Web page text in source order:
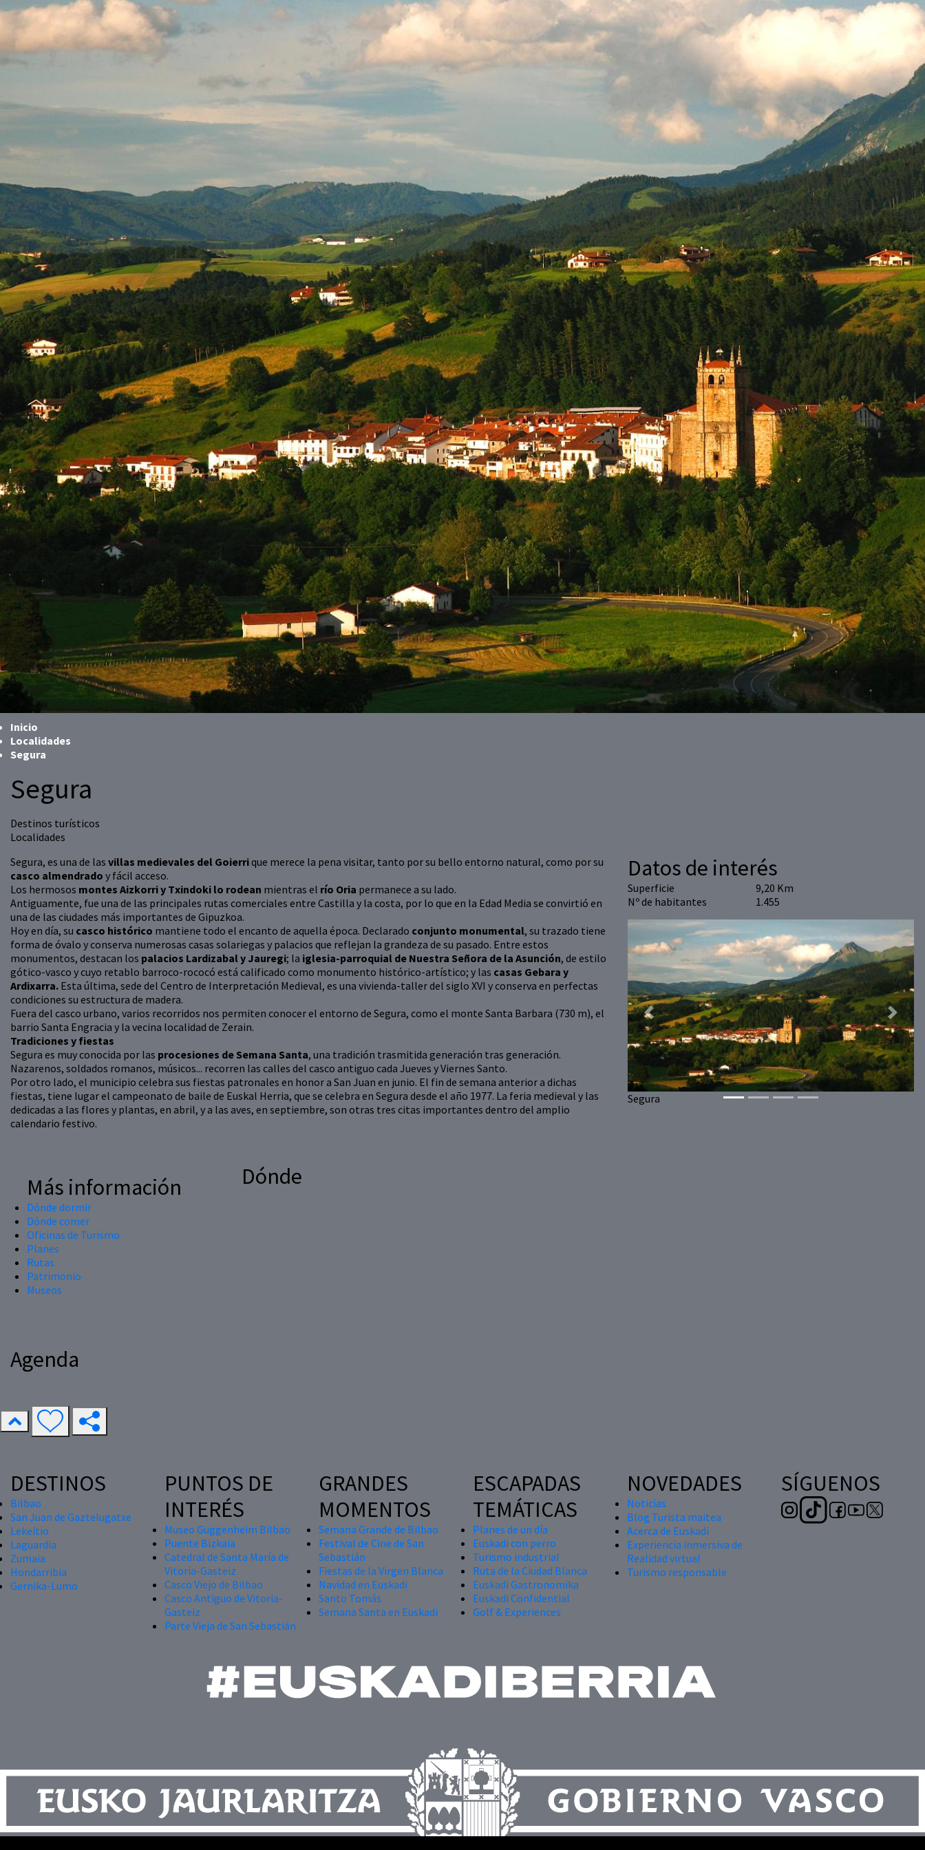
Inicio
Localidades
Segura
Segura
Destinos turísticos
Localidades
Segura, es una de las villas medievales del Goierrique merece la pena visitar, tanto por su bello entorno natural, como por su
casco almendrado y fácil acceso.
Los hermosos montes Aizkorri y Txindoki lo rodean mientras el río Oria permanece a su lado.
Antiguamente, fue una de las principales rutas comerciales entre Castilla y la costa, por lo que en la Edad Media se convirtió en
una de las ciudades más importantes de Gipuzkoa.
Hoy en día, su casco histórico mantiene todo el encanto de aquella época. Declarado conjunto monumental, su trazado tiene
forma de óvalo y conserva numerosas casas solariegas y palacios que reflejan la grandeza de su pasado. Entre estos
monumentos, destacan los palacios Lardizabal y Jauregi; la iglesia-parroquial de Nuestra Señora de la Asunción, de estilo
gótico-vasco y cuyo retablo barroco-rococó está calificado como monumento histórico-artístico; y las casas Gebara y
Ardixarra. Esta última, sede del Centro de Interpretación Medieval, es una vivienda-taller del siglo XVI y conserva en perfectas
condiciones su estructura de madera.
Fuera del casco urbano, varios recorridos nos permiten conocer el entorno de Segura, como el monte Santa Barbara (730 m), el
barrio Santa Engracia y la vecina localidad de Zerain.
Tradiciones y fiestas
Segura es muy conocida por las procesiones de Semana Santa, una tradición trasmitida generación tras generación.
Nazarenos, soldados romanos, músicos... recorren las calles del casco antiguo cada Jueves y Viernes Santo.
Por otro lado, el municipio celebra sus fiestas patronales en honor a San Juan en junio. El fin de semana anterior a dichas
fiestas, tiene lugar el campeonato de baile de Euskal Herria, que se celebra en Segura desde el año 1977. La feria medieval y las
dedicadas a las flores y plantas, en abril, y a las aves, en septiembre, son otras tres citas importantes dentro del amplio
calendario festivo.
Datos de interés
Superficie
9,20 Km
Nº de habitantes
1.455
Segura
Previous Next
Más información
Dónde dormir
Dónde comer
Oficinas de Turismo
Planes
Rutas
Patrimonio
Museos
Dónde
Agenda
DESTINOS
Bilbao
San Juan de Gaztelugatxe
Lekeitio
Laguardia
Zumaia
Hondarribia
Gernika-Lumo
PUNTOS DE
INTERÉS
Museo Guggenheim Bilbao
Puente Bizkaia
Catedral de Santa María de
Vitoria-Gasteiz
Casco Viejo de Bilbao
Casco Antiguo de Vitoria-
Gasteiz
Parte Vieja de San Sebastián
GRANDES
MOMENTOS
Semana Grande de Bilbao
Festival de Cine de San
Sebastián
Fiestas de la Virgen Blanca
Navidad en Euskadi
Santo Tomás
Semana Santa en Euskadi
ESCAPADAS
TEMÁTICAS
Planes de un día
Euskadi con perro
Turismo industrial
Ruta de la Ciudad Blanca
Euskadi Gastronomika
Euskadi Confidential
Golf & Experiences
NOVEDADES
Noticias
Blog Turista maitea
Acerca de Euskadi
Experiencia inmersiva de
Realidad virtual
Turismo responsable
SÍGUENOS